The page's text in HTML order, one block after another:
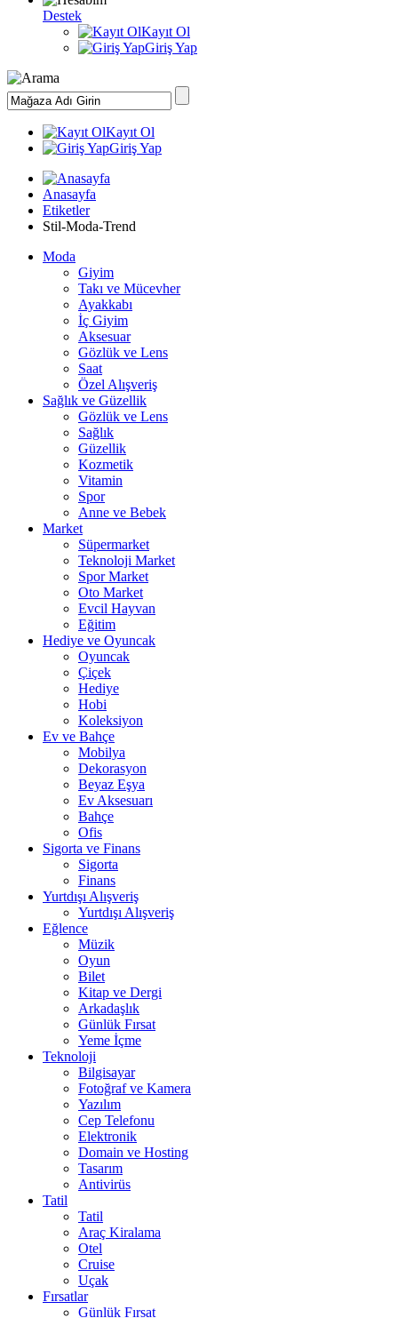
Destek
Kayıt Ol
Giriş Yap
Kayıt Ol
Giriş Yap
Anasayfa
Etiketler
Stil-Moda-Trend
Moda
Giyim
Takı ve Mücevher
Ayakkabı
İç Giyim
Aksesuar
Gözlük ve Lens
Saat
Özel Alışveriş
Sağlık ve Güzellik
Gözlük ve Lens
Sağlık
Güzellik
Kozmetik
Vitamin
Spor
Anne ve Bebek
Market
Süpermarket
Teknoloji Market
Spor Market
Oto Market
Evcil Hayvan
Eğitim
Hediye ve Oyuncak
Oyuncak
Çiçek
Hediye
Hobi
Koleksiyon
Ev ve Bahçe
Mobilya
Dekorasyon
Beyaz Eşya
Ev Aksesuarı
Bahçe
Ofis
Sigorta ve Finans
Sigorta
Finans
Yurtdışı Alışveriş
Yurtdışı Alışveriş
Eğlence
Müzik
Oyun
Bilet
Kitap ve Dergi
Arkadaşlık
Günlük Fırsat
Yeme İçme
Teknoloji
Bilgisayar
Fotoğraf ve Kamera
Yazılım
Cep Telefonu
Elektronik
Domain ve Hosting
Tasarım
Antivirüs
Tatil
Tatil
Araç Kiralama
Otel
Cruise
Uçak
Fırsatlar
Günlük Fırsat